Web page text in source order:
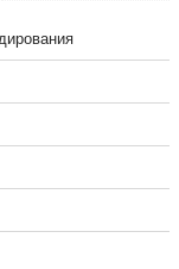
ASI120MC color с